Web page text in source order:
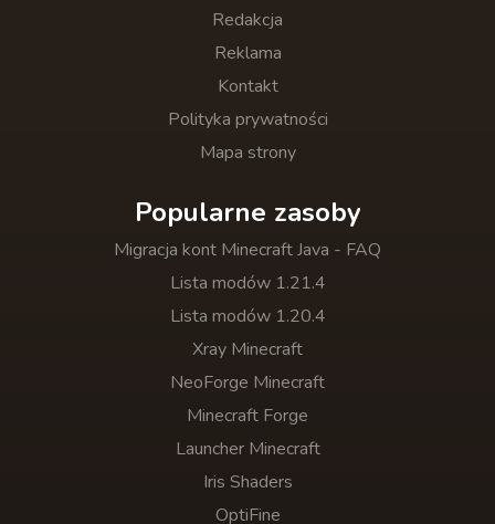
Redakcja
Reklama
Kontakt
Polityka prywatności
Mapa strony
Popularne zasoby
Migracja kont Minecraft Java - FAQ
Lista modów 1.21.4
Lista modów 1.20.4
Xray Minecraft
NeoForge Minecraft
Minecraft Forge
Launcher Minecraft
Iris Shaders
OptiFine